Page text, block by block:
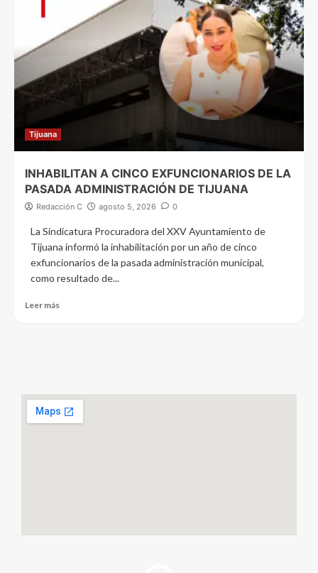
Tijuana
INHABILITAN A CINCO EXFUNCIONARIOS DE LA
PASADA ADMINISTRACIÓN DE TIJUANA
Redacción C agosto 5, 2026 0
La Sindicatura Procuradora del XXV Ayuntamiento de
Tijuana informó la inhabilitación por un año de cinco
exfuncionarios de la pasada administración municipal,
como resultado de...
Leer más